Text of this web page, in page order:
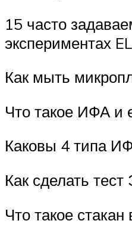
15 часто
экспериментах
Как мыть
Что такое ИФА и
Каковы 4 типа
Как сделать
Что такое